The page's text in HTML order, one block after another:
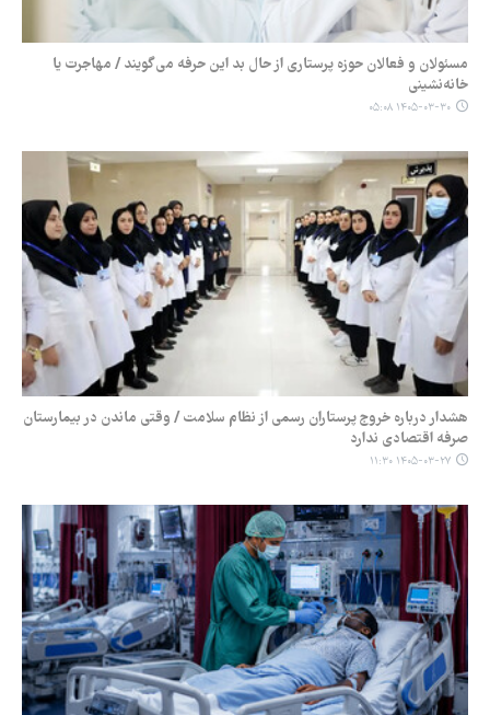
مسئولان و فعالان حوزه پرستاری از حال بد این حرفه می‌گویند / مهاجرت یا
خانه‌نشینی
۱۴۰۵-۰۳-۳۰ ۰۵:۰۸
هشدار درباره خروج پرستاران رسمی از نظام سلامت / وقتی ماندن در بیمارستان
صرفه اقتصادی ندارد
۱۴۰۵-۰۳-۲۷ ۱۱:۳۰